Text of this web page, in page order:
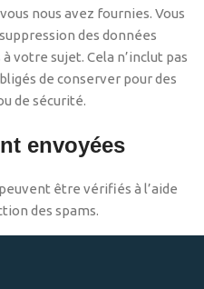
nous avez fournies. Vous
des données
votre sujet. Cela n’inclut pas
de conserver pour des
de sécurité.
envoyées
être vérifiés à l’aide
des spams.